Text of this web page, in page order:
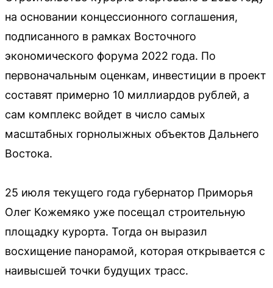
на основании концессионного соглашения,
подписанного в рамках Восточного
экономического форума 2022 года. По
первоначальным оценкам, инвестиции в проект
составят примерно 10 миллиардов рублей, а
сам комплекс войдет в число самых
масштабных горнолыжных объектов Дальнего
Востока.
25 июля текущего года губернатор Приморья
Олег Кожемяко уже посещал строительную
площадку курорта. Тогда он выразил
восхищение панорамой, которая открывается с
наивысшей точки будущих трасс.